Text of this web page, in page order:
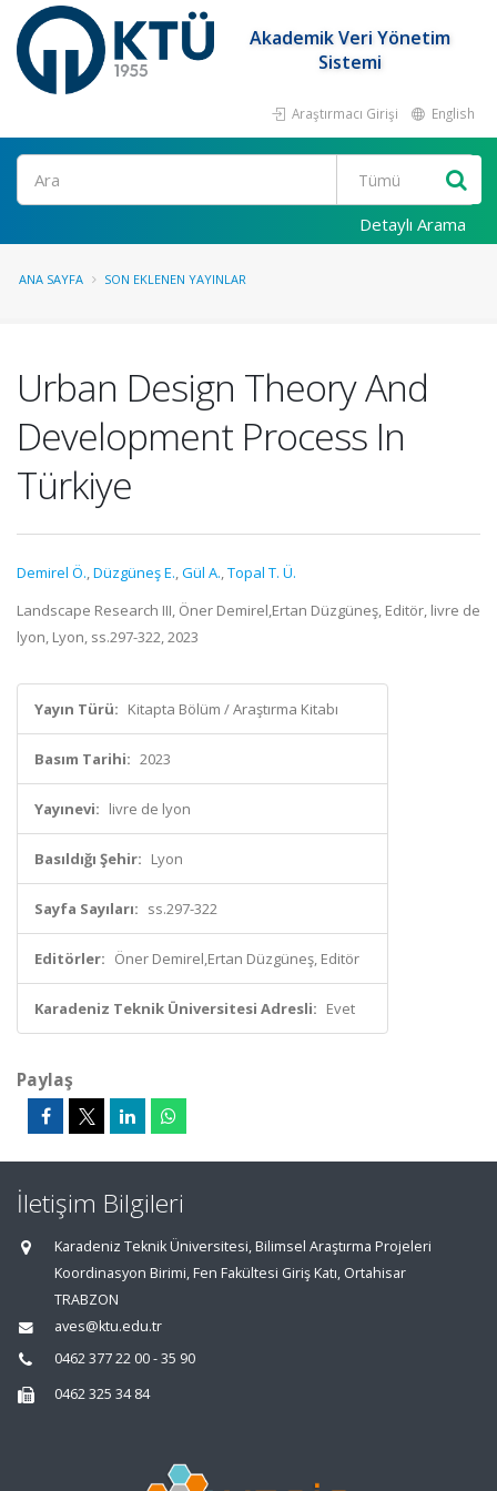
Akademik Veri Yönetim
Sistemi
Araştırmacı Girişi English
Ara
Detaylı Arama
ANA SAYFA SON EKLENEN YAYINLAR
Urban Design Theory And
Development Process In
Türkiye
Demirel Ö.,Düzgüneş E.,Gül A.,Topal T. Ü.
Landscape Research III, Öner Demirel,Ertan Düzgüneş, Editör, livre de
lyon, Lyon, ss.297-322, 2023
Yayın Türü: Kitapta Bölüm / Araştırma Kitabı
Basım Tarihi: 2023
Yayınevi: livre de lyon
Basıldığı Şehir: Lyon
Sayfa Sayıları: ss.297-322
Editörler: Öner Demirel,Ertan Düzgüneş, Editör
Karadeniz Teknik Üniversitesi Adresli: Evet
Paylaş
İletişim Bilgileri
Karadeniz Teknik Üniversitesi, Bilimsel Araştırma Projeleri
Koordinasyon Birimi, Fen Fakültesi Giriş Katı, Ortahisar
TRABZON
aves@ktu.edu.tr
0462 377 22 00 - 35 90
0462 325 34 84